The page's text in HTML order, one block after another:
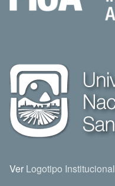
Ver Logotipo Institucional